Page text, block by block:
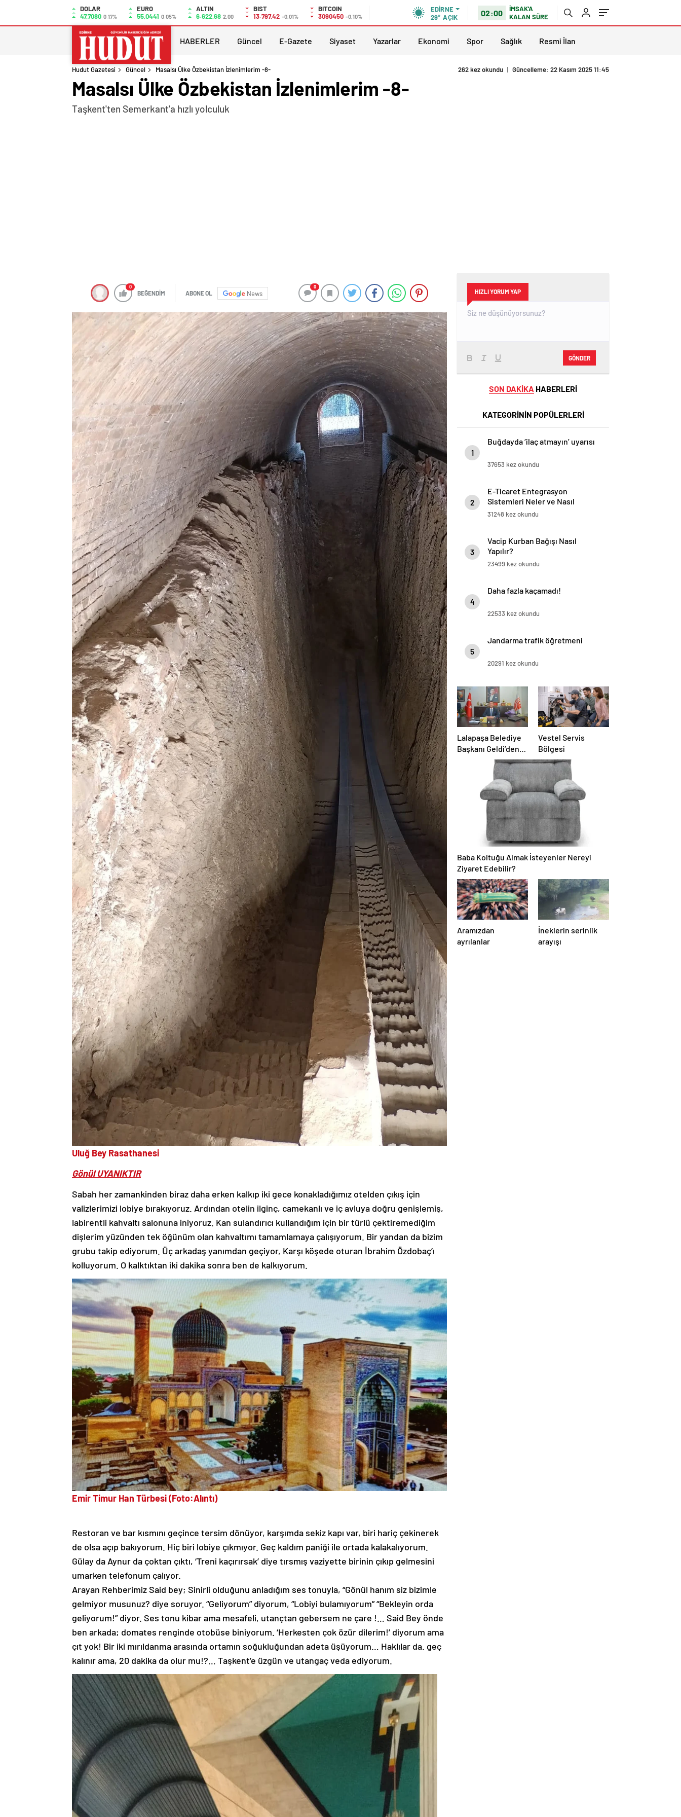
DOLAR
47,7080 0.17%
EURO
55,0441 0.05%
ALTIN
6.622,68 2,00
BIST
13.797,42 -0,01%
BITCOIN
3090450 -0,10%
EDIRNE
29° AÇIK 02:00
İMSAK'A
KALAN SÜRE
HABERLER Güncel E-Gazete Siyaset Yazarlar Ekonomi Spor Sağlık Resmi İlan
Hudut Gazetesi Güncel Masalsı Ülke Özbekistan İzlenimlerim -8- 262 kez okundu | Güncelleme: 22 Kasım 2025 11:45
Masalsı Ülke Özbekistan İzlenimlerim -8-
Taşkent'ten Semerkant'a hızlı yolculuk
0
BEĞENDİM ABONE OL News
0
Uluğ Bey Rasathanesi
Gönül UYANIKTIR
Sabah her zamankinden biraz daha erken kalkıp iki gece konakladığımız otelden çıkış için
valizlerimizi lobiye bırakıyoruz. Ardından otelin ilginç, camekanlı ve iç avluya doğru genişlemiş,
labirentli kahvaltı salonuna iniyoruz. Kan sulandırıcı kullandığım için bir türlü çektiremediğim
dişlerim yüzünden tek öğünüm olan kahvaltımı tamamlamaya çalışıyorum. Bir yandan da bizim
grubu takip ediyorum. Üç arkadaş yanımdan geçiyor, Karşı köşede oturan İbrahim Özdobaç’ı
kolluyorum. O kalktıktan iki dakika sonra ben de kalkıyorum.
Emir Timur Han Türbesi (Foto:Alıntı)
Restoran ve bar kısmını geçince tersim dönüyor, karşımda sekiz kapı var, biri hariç çekinerek
de olsa açıp bakıyorum. Hiç biri lobiye çıkmıyor. Geç kaldım paniği ile ortada kalakalıyorum.
Gülay da Aynur da çoktan çıktı, ‘Treni kaçırırsak’ diye tırsmış vaziyette birinin çıkıp gelmesini
umarken telefonum çalıyor.
Arayan Rehberimiz Said bey; Sinirli olduğunu anladığım ses tonuyla, “Gönül hanım siz bizimle
gelmiyor musunuz? diye soruyor. “Geliyorum” diyorum, “Lobiyi bulamıyorum” “Bekleyin orda
geliyorum!” diyor. Ses tonu kibar ama mesafeli, utançtan gebersem ne çare !… Said Bey önde
ben arkada; domates renginde otobüse biniyorum. ‘Herkesten çok özür dilerim!’ diyorum ama
çıt yok! Bir iki mırıldanma arasında ortamın soğukluğundan adeta üşüyorum… Haklılar da. geç
kalınır ama, 20 dakika da olur mu!?… Taşkent’e üzgün ve utangaç veda ediyorum.
HIZLI YORUM YAP
GÖNDER
SON DAKİKA HABERLERİ
KATEGORİNİN POPÜLERLERİ
1
Buğdayda ‘ilaç atmayın’ uyarısı
37653 kez okundu
2
E-Ticaret Entegrasyon
Sistemleri Neler ve Nasıl
Yapılır?
31248 kez okundu
3
Vacip Kurban Bağışı Nasıl
Yapılır?
23499 kez okundu
4
Daha fazla kaçamadı!
22533 kez okundu
5
Jandarma trafik öğretmeni
20291 kez okundu
Lalapaşa Belediye
Başkanı Geldi’den
klima yanıtı!
Vestel Servis
Bölgesi
Baba Koltuğu Almak İsteyenler Nereyi
Ziyaret Edebilir?
Aramızdan
ayrılanlar
İneklerin serinlik
arayışı